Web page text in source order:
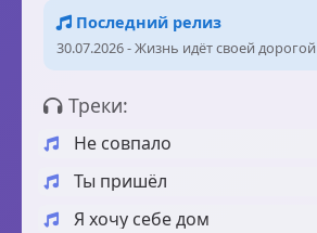
Последний релиз
30.07.2026 - Жизнь идёт своей дорогой
Треки:
Не совпало
Ты пришёл
Я хочу себе дом